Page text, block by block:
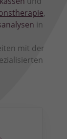
,
in
mit der